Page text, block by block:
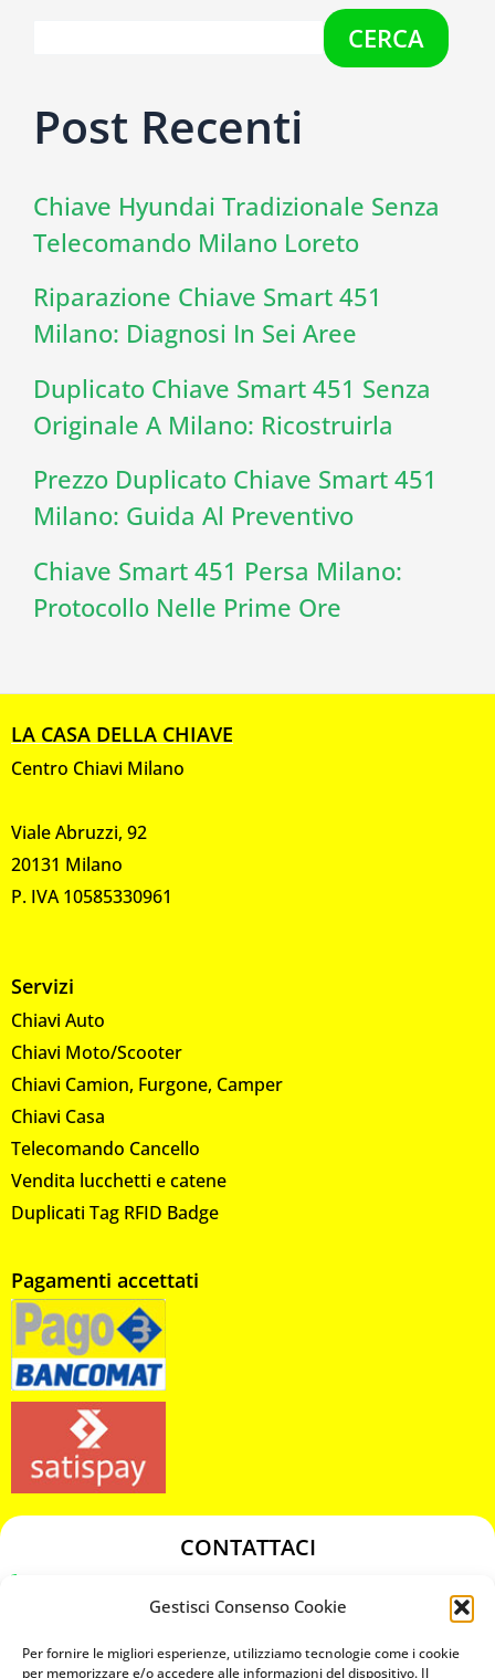
Gestisci Consenso Cookie
Per fornire le migliori esperienze, utilizziamo tecnologie come i cookie
per memorizzare e/o accedere alle informazioni del dispositivo. Il
CERCA
Post Recenti
Chiave Hyundai Tradizionale Senza
Telecomando Milano Loreto
Riparazione Chiave Smart 451
Milano: Diagnosi In Sei Aree
Duplicato Chiave Smart 451 Senza
Originale A Milano: Ricostruirla
Prezzo Duplicato Chiave Smart 451
Milano: Guida Al Preventivo
Chiave Smart 451 Persa Milano:
Protocollo Nelle Prime Ore
LA CASA DELLA CHIAVE
Centro Chiavi Milano
Viale Abruzzi, 92
20131 Milano
P. IVA 10585330961
Servizi
Chiavi Auto
Chiavi Moto/Scooter
Chiavi Camion, Furgone, Camper
Chiavi Casa
Telecomando Cancello
Vendita lucchetti e catene
Duplicati Tag RFID Badge
Pagamenti accettati
CONTATTACI
chiavicodificate@gmail.com